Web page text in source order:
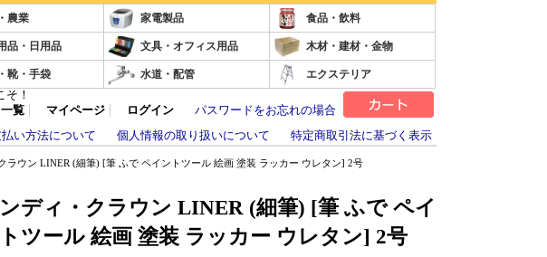
農業 家電製品 食品・飲料
品・日用品 文具・オフィス用品 木材・建材・金物
靴・手袋 水道・配管 エクステリア
！
覧
マイページ ログイン
パスワードをお忘れの場合
い方法について
個人情報の取り扱いについて 特定商取引法に基づく表示
ラウン LINER (細筆) [筆 ふで ペイントツール 絵画 塗装 ラッカー ウレタン] 2号
ディ・クラウン LINER (細筆) [筆 ふで ペイ
ツール 絵画 塗装 ラッカー ウレタン] 2号